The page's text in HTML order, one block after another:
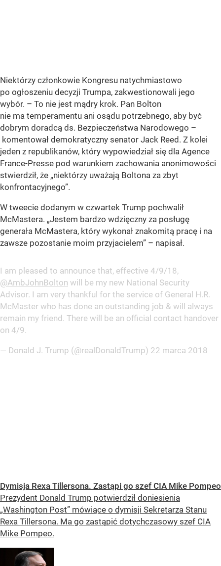
Niektórzy członkowie Kongresu natychmiastowo
po ogłoszeniu decyzji Trumpa, zakwestionowali jego
wybór. – To nie jest mądry krok. Pan Bolton
nie ma temperamentu ani osądu potrzebnego, aby być
dobrym doradcą ds. Bezpieczeństwa Narodowego –
komentował demokratyczny senator Jack Reed. Z kolei
jeden z republikanów, który wypowiedział się dla Agence
France-Presse pod warunkiem zachowania anonimowości
stwierdził, że „niektórzy uważają Boltona za zbyt
konfrontacyjnego”.
W tweecie dodanym w czwartek Trump pochwalił
McMastera. „Jestem bardzo wdzięczny za posługę
generała McMastera, który wykonał znakomitą pracę i na
zawsze pozostanie moim przyjacielem” – napisał.
I am pleased to announce that, effective 4/9/18,
@AmbJohnBolton will be my new National Security
Advisor. I am very thankful for the service of General H.R.
McMaster who has done an outstanding job & will always
remain my friend. There will be an official contact handover
on 4/9.
— Donald J. Trump (@realDonaldTrump) 22 marca 2018
Dymisja Rexa Tillersona. Zastąpi go szef CIA Mike Pompeo
Prezydent Donald Trump potwierdził doniesienia
„Washington Post” mówiące o dymisji Sekretarza Stanu
Rexa Tillersona. Ma go zastąpić dotychczasowy szef CIA
Mike Pompeo.